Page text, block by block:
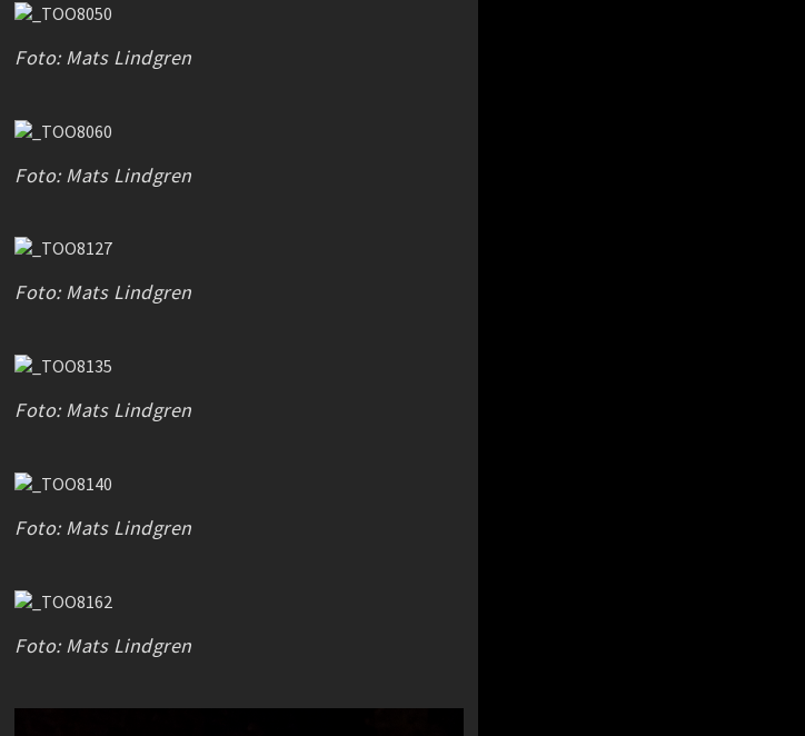
Foto: Mats Lindgren
Foto: Mats Lindgren
Foto: Mats Lindgren
Foto: Mats Lindgren
Foto: Mats Lindgren
Foto: Mats Lindgren